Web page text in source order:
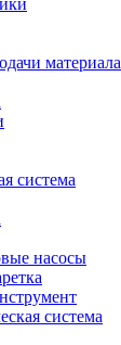
материала
система
насосы
система